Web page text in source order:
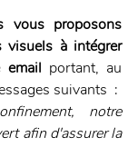
vous proposons
visuels à intégrer
email portant, au
suivants  :
notre
afin d'assurer la